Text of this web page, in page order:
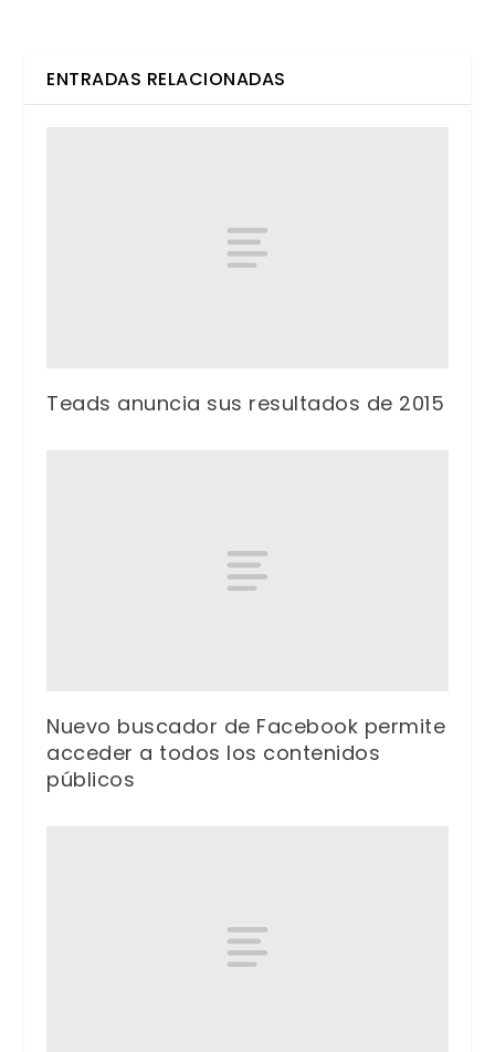
ENTRADAS RELACIONADAS
Teads anuncia sus resultados de 2015
Nuevo buscador de Facebook permite
acceder a todos los contenidos
públicos